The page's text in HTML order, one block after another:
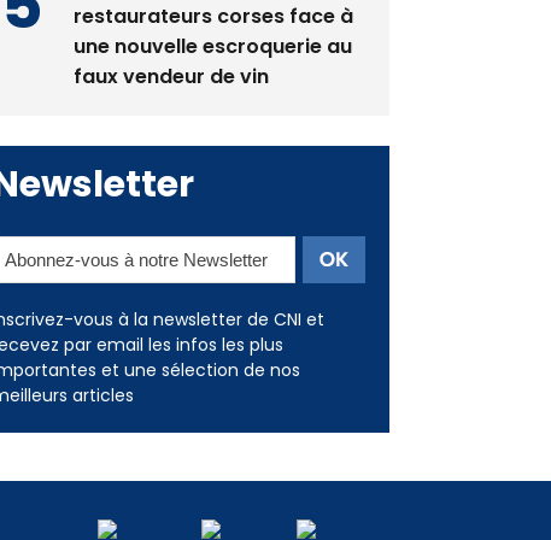
restaurateurs corses face à
une nouvelle escroquerie au
faux vendeur de vin
vous à la newsletter de CNI et
par email les infos les plus
et une sélection de nos
articles